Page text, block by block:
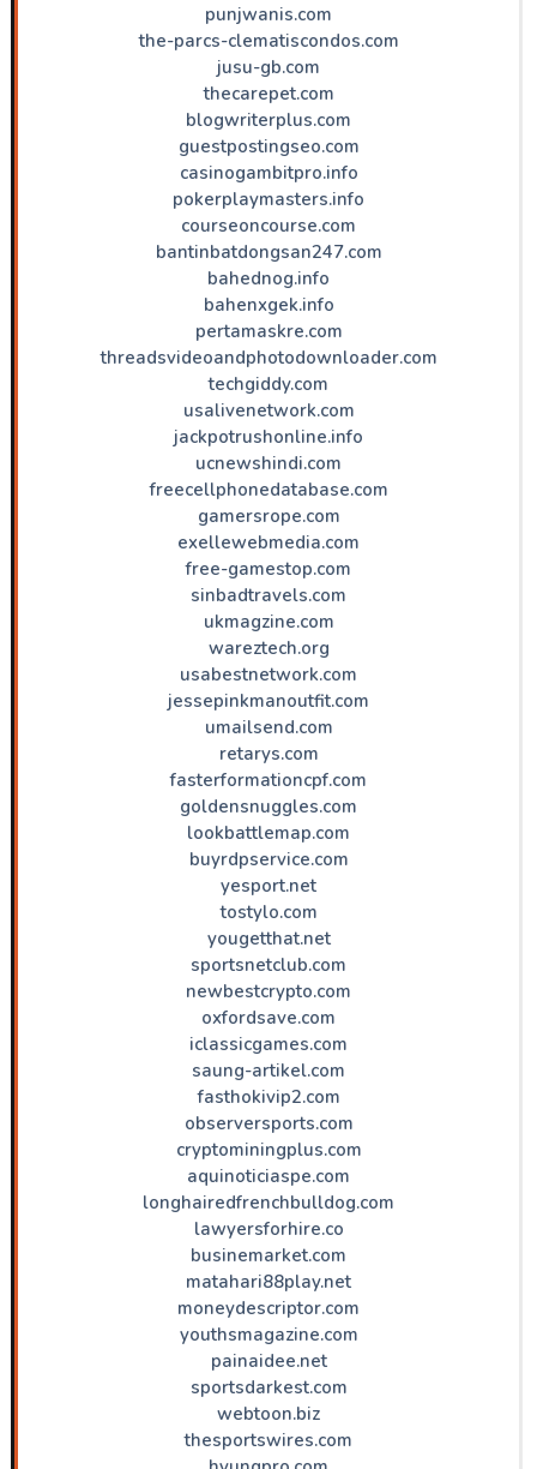
punjwanis.com
the-parcs-clematiscondos.com
jusu-gb.com
thecarepet.com
blogwriterplus.com
guestpostingseo.com
casinogambitpro.info
pokerplaymasters.info
courseoncourse.com
bantinbatdongsan247.com
bahednog.info
bahenxgek.info
pertamaskre.com
threadsvideoandphotodownloader.com
techgiddy.com
usalivenetwork.com
jackpotrushonline.info
ucnewshindi.com
freecellphonedatabase.com
gamersrope.com
exellewebmedia.com
free-gamestop.com
sinbadtravels.com
ukmagzine.com
wareztech.org
usabestnetwork.com
jessepinkmanoutfit.com
umailsend.com
retarys.com
fasterformationcpf.com
goldensnuggles.com
lookbattlemap.com
buyrdpservice.com
yesport.net
tostylo.com
yougetthat.net
sportsnetclub.com
newbestcrypto.com
oxfordsave.com
iclassicgames.com
saung-artikel.com
fasthokivip2.com
observersports.com
cryptominingplus.com
aquinoticiaspe.com
longhairedfrenchbulldog.com
lawyersforhire.co
businemarket.com
matahari88play.net
moneydescriptor.com
youthsmagazine.com
painaidee.net
sportsdarkest.com
webtoon.biz
thesportswires.com